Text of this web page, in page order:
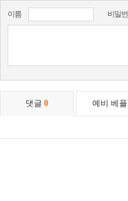
이름 비밀
댓글 0 예비 베플